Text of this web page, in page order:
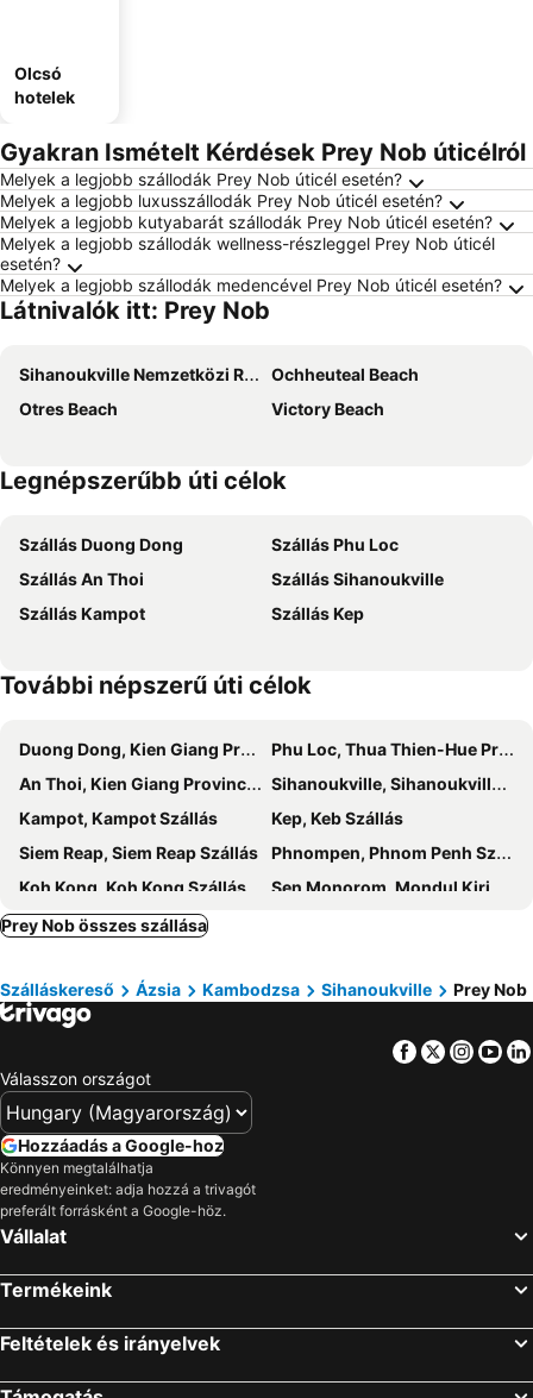
Olcsó
hotelek
Gyakran Ismételt Kérdések Prey Nob úticélról
Melyek a legjobb szállodák Prey Nob úticél esetén?
Melyek a legjobb luxusszállodák Prey Nob úticél esetén?
Melyek a legjobb kutyabarát szállodák Prey Nob úticél esetén?
Melyek a legjobb szállodák wellness-részleggel Prey Nob úticél
esetén?
Melyek a legjobb szállodák medencével Prey Nob úticél esetén?
Látnivalók itt: Prey Nob
Sihanoukville Nemzetközi Repülőtér
Ochheuteal Beach
Otres Beach
Victory Beach
Legnépszerűbb úti célok
Szállás Duong Dong
Szállás Phu Loc
Szállás An Thoi
Szállás Sihanoukville
Szállás Kampot
Szállás Kep
További népszerű úti célok
Duong Dong, Kien Giang Province Szállás
Phu Loc, Thua Thien-Hue Province Szállás
An Thoi, Kien Giang Province Szállás
Sihanoukville, Sihanoukville Szállás
Kampot, Kampot Szállás
Kep, Keb Szállás
Siem Reap, Siem Reap Szállás
Phnompen, Phnom Penh Szállás
Koh Kong, Koh Kong Szállás
Sen Monorom, Mondul Kiri Szállás
Battambang, Battambang Szállás
Prey Nob összes szállása
Szálláskereső Ázsia Kambodzsa Sihanoukville Prey Nob
Facebook
Twitter
Válasszon országot
Hozzáadás a Google-hoz
Könnyen megtalálhatja
eredményeinket: adja hozzá a trivagót
preferált forrásként a Google-höz.
Vállalat
Termékeink
Feltételek és irányelvek